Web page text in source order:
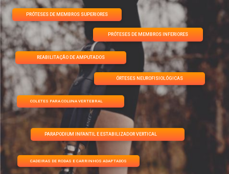
REABILITAÇÃO DE AMPUTADOS
COLETES PARA COLUNA VERTEBRAL
ÓRTESES NEUROFISIOLÓGICAS
PRÓTESES DE MEMBROS INFERIORES
PRÓTESES DE MEMBROS SUPERIORES
PARAPODIUM INFANTIL E ESTABILIZADOR VERTICAL
CADEIRAS DE RODAS E CARRINHOS ADAPTADOS